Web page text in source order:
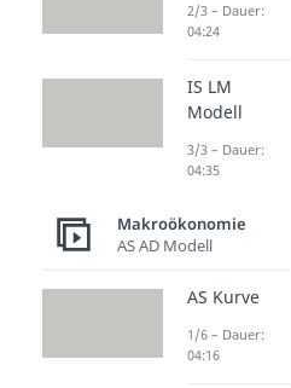
Nach
Studyflix zu
Kaufkraft
—
Betrachtest
2/3 – Dauer:
04:24
IS LM
Modell
3/3 – Dauer:
04:35
Makroökonomie
AS AD Modell
AS Kurve
1/6 – Dauer:
04:16